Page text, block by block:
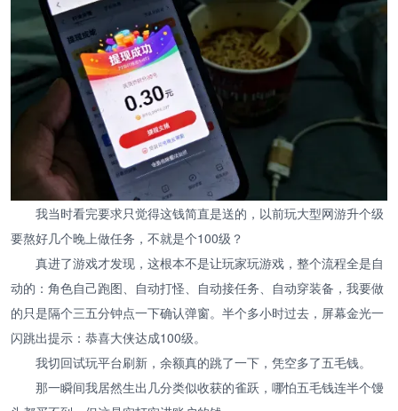
我当时看完要求只觉得这钱简直是送的，以前玩大型网游升个级
要熬好几个晚上做任务，不就是个100级？
真进了游戏才发现，这根本不是让玩家玩游戏，整个流程全是自
动的：角色自己跑图、自动打怪、自动接任务、自动穿装备，我要做
的只是隔个三五分钟点一下确认弹窗。半个多小时过去，屏幕金光一
闪跳出提示：恭喜大侠达成100级。
我切回试玩平台刷新，余额真的跳了一下，凭空多了五毛钱。
那一瞬间我居然生出几分类似收获的雀跃，哪怕五毛钱连半个馒